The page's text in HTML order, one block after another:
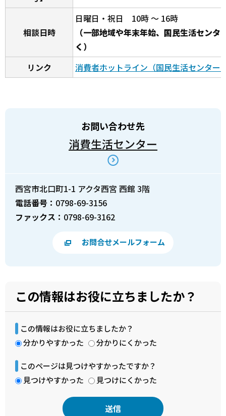
相談日時
日曜日・祝日 10時 ～ 16時
（一部地域や年末年始、国民生活センタ
く）
リンク
消費者ホットライン（国民生活センター
お問い合わせ先
消費生活センター
西宮市北口町1-1 アクタ西宮 西館 3階
電話番号： 0798-69-3156
ファックス： 0798-69-3162
お問合せメールフォーム
この情報はお役に立ちましたか？
この情報はお役に立ちましたか？
分かりやすかった
分かりにくかった
このページは見つけやすかったですか？
見つけやすかった
見つけにくかった